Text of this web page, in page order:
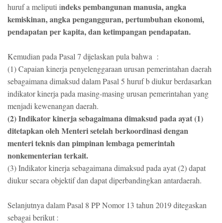
huruf a meliputi indeks pembangunan manusia, angka
kemiskinan, angka pengangguran, pertumbuhan ekonomi,
pendapatan per kapita, dan ketimpangan pendapatan.
Kemudian pada Pasal 7 dijelaskan pula bahwa :
(1) Capaian kinerja penyelenggaraan urusan pemerintahan daerah
sebagaimana dimaksud dalam Pasal 5 huruf b diukur berdasarkan
indikator kinerja pada masing-masing urusan pemerintahan yang
menjadi kewenangan daerah.
(2) Indikator kinerja sebagaimana dimaksud pada ayat (1)
ditetapkan oleh Menteri setelah berkoordinasi dengan
menteri teknis dan pimpinan lembaga pemerintah
nonkementerian terkait.
(3) Indikator kinerja sebagaimana dimaksud pada ayat (2) dapat
diukur secara objektif dan dapat diperbandingkan antardaerah.
Selanjutnya dalam Pasal 8 PP Nomor 13 tahun 2019 ditegaskan
sebagai berikut :